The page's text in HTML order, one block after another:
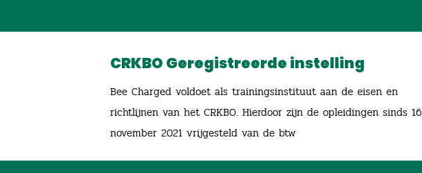
CRKBO Geregistreerde instelling
Bee Charged voldoet als trainingsinstituut aan de eisen en
richtlijnen van het CRKBO. Hierdoor zijn de opleidingen sinds 16
november 2021 vrijgesteld van de btw